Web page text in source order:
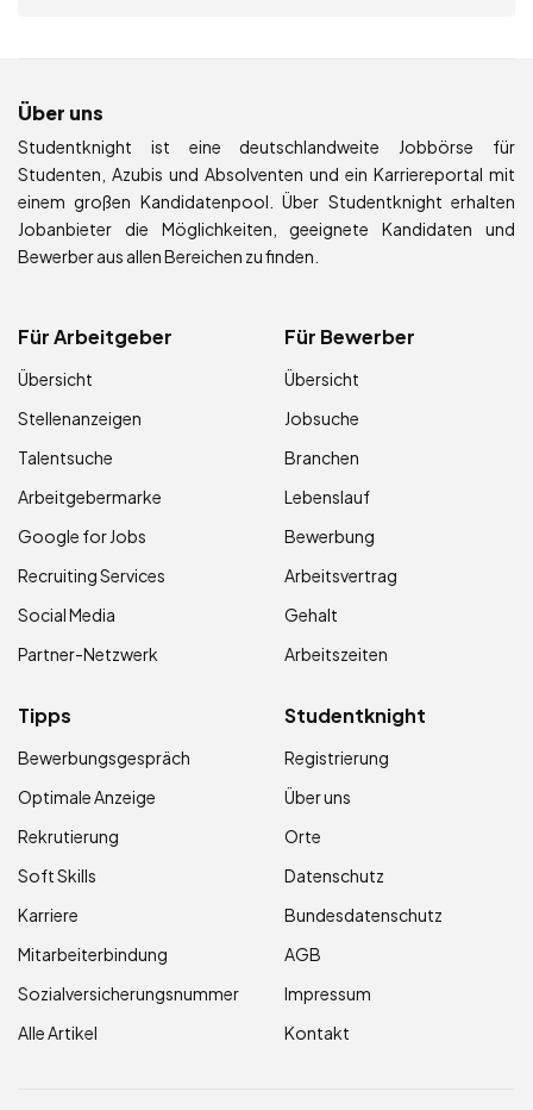
Über uns
Studentknight ist eine deutschlandweite Jobbörse für
Studenten, Azubis und Absolventen und ein Karriereportal mit
einem großen Kandidatenpool. Über Studentknight erhalten
Jobanbieter die Möglichkeiten, geeignete Kandidaten und
Bewerber aus allen Bereichen zu finden.
Für Arbeitgeber
Übersicht
Stellenanzeigen
Talentsuche
Arbeitgebermarke
Google for Jobs
Recruiting Services
Social Media
Partner-Netzwerk
Für Bewerber
Übersicht
Jobsuche
Branchen
Lebenslauf
Bewerbung
Arbeitsvertrag
Gehalt
Arbeitszeiten
Tipps
Bewerbungsgespräch
Optimale Anzeige
Rekrutierung
Soft Skills
Karriere
Mitarbeiterbindung
Sozialversicherungsnummer
Alle Artikel
Studentknight
Registrierung
Über uns
Orte
Datenschutz
Bundesdatenschutz
AGB
Impressum
Kontakt